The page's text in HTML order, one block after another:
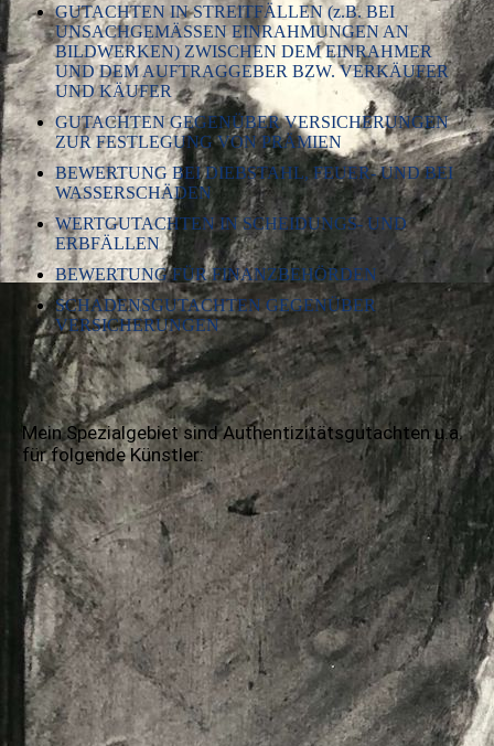
GUTACHTEN IN STREITFÄLLEN (z.B. BEI
UNSACHGEMÄSSEN EINRAHMUNGEN AN
BILDWERKEN) ZWISCHEN DEM EINRAHMER
UND DEM AUFTRAGGEBER BZW. VERKÄUFER
UND KÄUFER
GUTACHTEN GEGENÜBER VERSICHERUNGEN
ZUR FESTLEGUNG VON PRÄMIEN
BEWERTUNG BEI DIEBSTAHL, FEUER- UND BEI
WASSERSCHÄDEN
WERTGUTACHTEN IN SCHEIDUNGS- UND
ERBFÄLLEN
BEWERTUNG FÜR FINANZBEHÖRDEN
SCHADENSGUTACHTEN GEGENÜBER
VERSICHERUNGEN
Mein Spezialgebiet sind Authentizitätsgutachten u.a.
für folgende Künstler: